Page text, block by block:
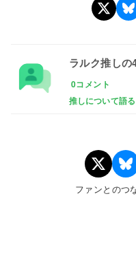
ラルク推しの
0コメント
推しについて語る
ファンとのつ